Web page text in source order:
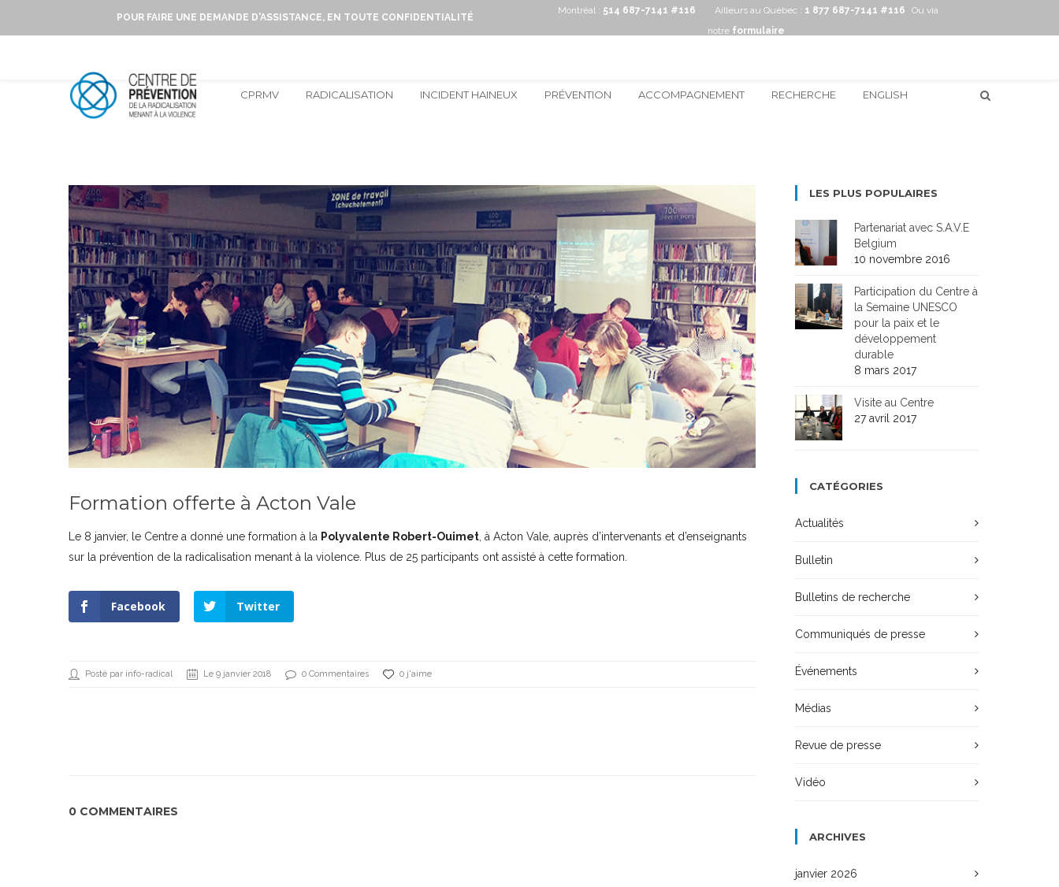
POUR FAIRE UNE DEMANDE D'ASSISTANCE, EN TOUTE CONFIDENTIALITÉ
Montréal : 514 687-7141 #116 Ailleurs au Québec : 1 877 687-7141 #116
Ou via
notre formulaire
CPRMV RADICALISATION INCIDENT HAINEUX PRÉVENTION ACCOMPAGNEMENT RECHERCHE ENGLISH
Formation offerte à Acton Vale
Le 8 janvier, le Centre a donné une formation à la Polyvalente Robert-Ouimet, à Acton Vale, auprès d’intervenants et d’enseignants
sur la prévention de la radicalisation menant à la violence. Plus de 25 participants ont assisté à cette formation.
Facebook Twitter
Posté par info-radical Le 9 janvier 2018 0 Commentaires 0 j'aime
0 COMMENTAIRES
LES PLUS POPULAIRES
Partenariat avec S.A.V.E
Belgium
10 novembre 2016
Participation du Centre à
la Semaine UNESCO
pour la paix et le
développement
durable
8 mars 2017
Visite au Centre
27 avril 2017
CATÉGORIES
Actualités
Bulletin
Bulletins de recherche
Communiqués de presse
Événements
Médias
Revue de presse
Vidéo
ARCHIVES
janvier 2026